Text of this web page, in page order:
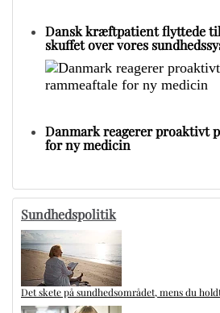
Dansk kræftpatient flyttede til
skuffet over vores
Danmark reagerer proaktivt
for ny medicin
Sundhedspolitik
Det skete på sundhedsområdet, mens du